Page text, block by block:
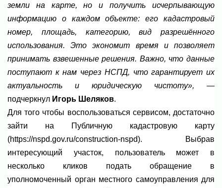
земли на карте, но и получить исчерпывающую
информацию о каждом объекте: его кадастровый
номер, площадь, категорию, вид разрешённого
использования. Это экономит время и позволяет
принимать взвешенные решения. Важно, что данные
поступают к нам через НСПД, что гарантирует их
актуальность и юридическую чистоту», —
подчеркнул Игорь Шеляков.
Для того чтобы воспользоваться сервисом, достаточно
зайти на Публичную кадастровую карту
(https://nspd.gov.ru/construction-nspd). Выбрав
интересующий участок, пользователь может в
несколько кликов подать обращение в
уполномоченный орган местного самоуправления для